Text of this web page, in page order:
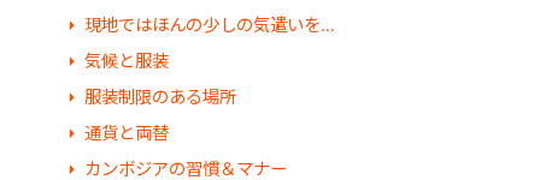
現地ではほんの少しの気遣いを…
気候と服装
服装制限のある場所
通貨と両替
カンボジアの習慣＆マナー
ドネシア